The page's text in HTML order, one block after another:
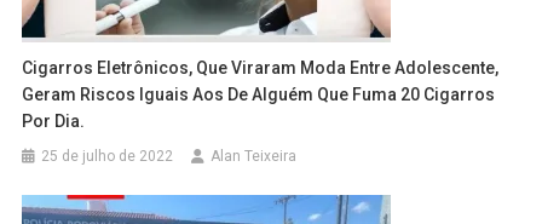
Cigarros Eletrônicos, Que Viraram Moda Entre Adolescente,
Geram Riscos Iguais Aos De Alguém Que Fuma 20 Cigarros
Por Dia.
25 de julho de 2022 Alan Teixeira